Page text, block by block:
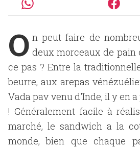
O n peut faire de
deux morceaux de pain
ce pas ? Entre la
beurre, aux arepas
Vada pav venu d'Inde, il y en
! Généralement facile à
marché, le sandwich a la
monde, bien que chaque